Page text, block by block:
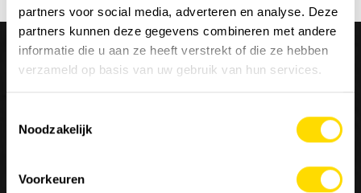
partners voor social media, adverteren en analyse. Deze
partners kunnen deze gegevens combineren met andere
informatie die u aan ze heeft verstrekt of die ze hebben
verzameld op basis van uw gebruik van hun services.
Noodzakelijk
Voorkeuren
We areLuyckx
Since 1952, Luyckx has been known as specialist in the